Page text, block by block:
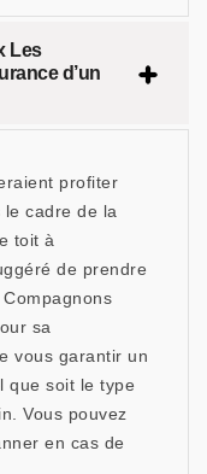
Les
d’un
profiter
le cadre de la
toit à
de prendre
sa
vous garantir un
que soit le type
Vous pouvez
en cas de